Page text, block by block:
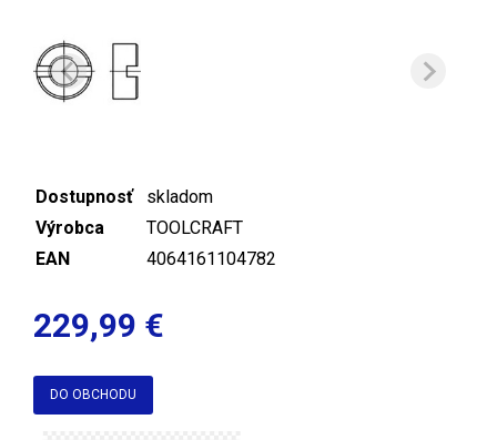
Dostupnosť
skladom
Výrobca
TOOLCRAFT
EAN
4064161104782
229,99 €
DO OBCHODU